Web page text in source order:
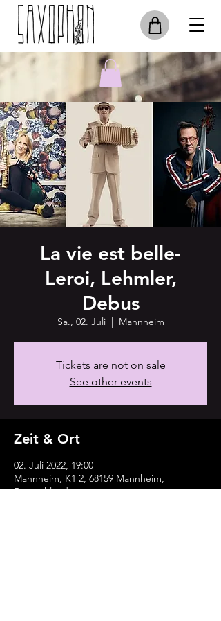
La vie est belle-
Leroi, Lehmler,
Debus
Sa., 02. Juli
  |
Mannheim
Tickets are not on sale
See other events
Zeit & Ort
02. Juli 2022, 19:00
Mannheim, K1 2, 68159 Mannheim,
Deutschland